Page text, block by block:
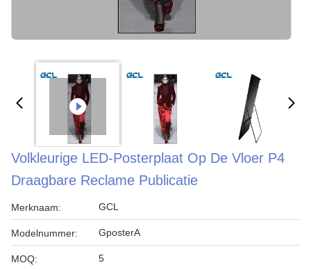
Volkleurige LED-Posterplaat Op De Vloer P4
Draagbare Reclame Publicatie
Merknaam: GCL
Modelnummer: GposterA
MOQ: 5